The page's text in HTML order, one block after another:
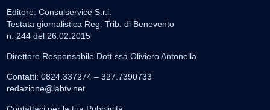
Editore: Consulservice S.r.l.
Testata giornalistica Reg. Trib. di Benevento
n. 244 del 26.02.2015
Direttore Responsabile Dott.ssa Oliviero Antonella
Contatti: 0824.337274 – 327.7390733
redazione@labtv.net